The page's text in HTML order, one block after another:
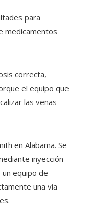
para
medicamentos
correcta,
el equipo que
las venas
en Alabama. Se
inyección
equipo de
una vía